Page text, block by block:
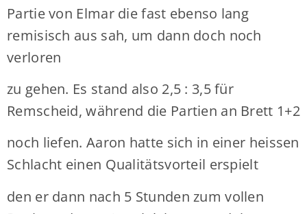
Partie von Elmar die fast ebenso lang
remisisch aus sah, um dann doch noch
verloren
zu gehen. Es stand also 2,5 : 3,5 für
Remscheid, während die Partien an Brett 1+2
noch liefen. Aaron hatte sich in einer heissen
Schlacht einen Qualitätsvorteil erspielt
den er dann nach 5 Stunden zum vollen